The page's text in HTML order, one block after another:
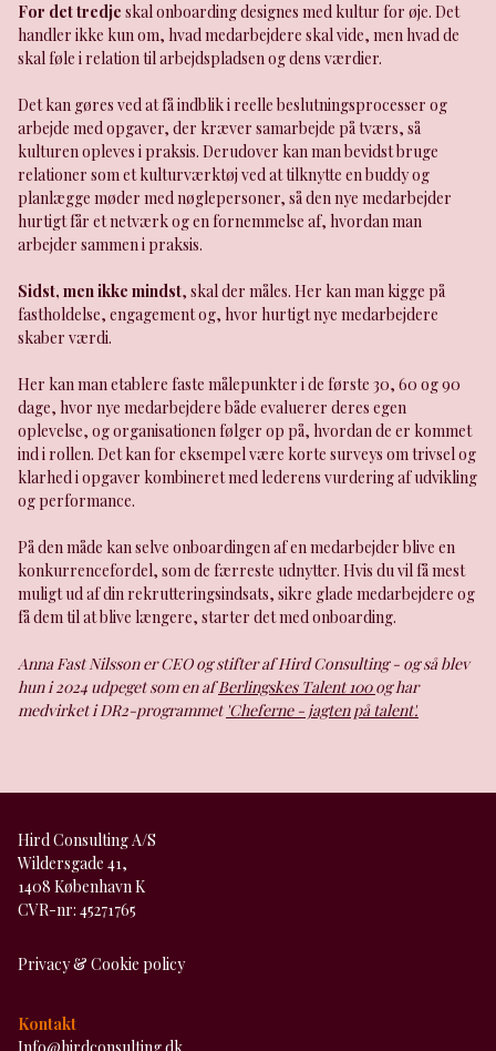
For det tredje skal onboarding designes med kultur for øje. Det
handler ikke kun om, hvad medarbejdere skal vide, men hvad de
skal føle i relation til arbejdspladsen og dens værdier.
Det kan gøres ved at få indblik i reelle beslutningsprocesser og
arbejde med opgaver, der kræver samarbejde på tværs, så
kulturen opleves i praksis. Derudover kan man bevidst bruge
relationer som et kulturværktøj ved at tilknytte en buddy og
planlægge møder med nøglepersoner, så den nye medarbejder
hurtigt får et netværk og en fornemmelse af, hvordan man
arbejder sammen i praksis.
Sidst, men ikke mindst, skal der måles. Her kan man kigge på
fastholdelse, engagement og, hvor hurtigt nye medarbejdere
skaber værdi.
Her kan man etablere faste målepunkter i de første 30, 60 og 90
dage, hvor nye medarbejdere både evaluerer deres egen
oplevelse, og organisationen følger op på, hvordan de er kommet
ind i rollen. Det kan for eksempel være korte surveys om trivsel og
klarhed i opgaver kombineret med lederens vurdering af udvikling
og performance.
På den måde kan selve onboardingen af en medarbejder blive en
konkurrencefordel, som de færreste udnytter. Hvis du vil få mest
muligt ud af din rekrutteringsindsats, sikre glade medarbejdere og
få dem til at blive længere, starter det med onboarding.
Anna Fast Nilsson er CEO og stifter af Hird Consulting - og så blev
hun i 2024 udpeget som en afBerlingskes Talent 100og har
medvirket i DR2-programmet 'Cheferne - jagten på talent'.
Hird Consulting A/S
Wildersgade 41,
1408 København K
CVR-nr: 45271765
Privacy & Cookie policy
Kontakt